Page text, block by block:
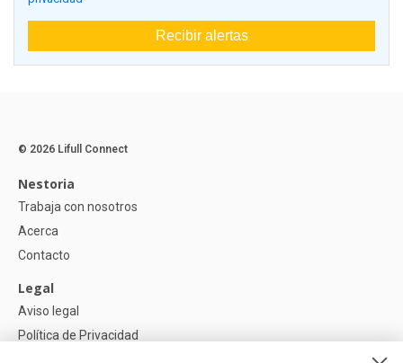
Recibir alertas
© 2026 Lifull Connect
Nestoria
Trabaja con nosotros
Acerca
Contacto
Legal
Aviso legal
Política de Privacidad